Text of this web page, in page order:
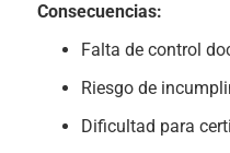
Consecuencias:
Falta de control
Riesgo de
Dificultad para